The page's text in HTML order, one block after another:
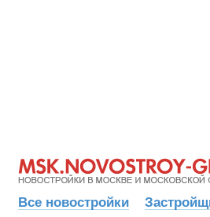
Все новостройки